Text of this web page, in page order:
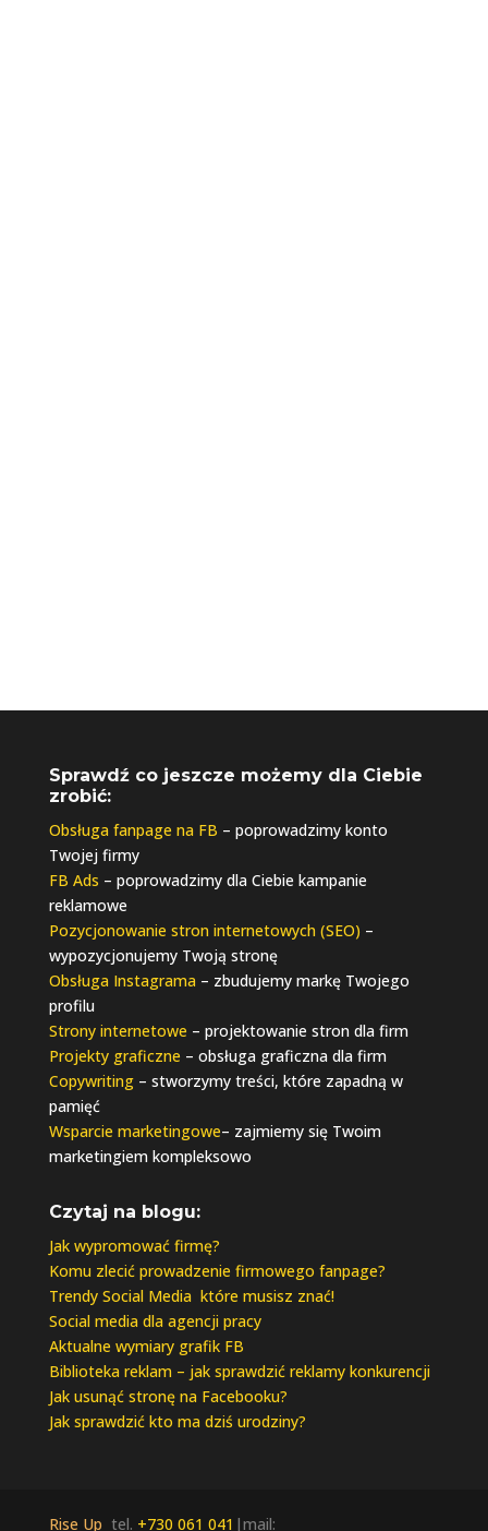
Sprawdź co jeszcze możemy dla Ciebie
zrobić:
Obsługa fanpage na FB – poprowadzimy konto
Twojej firmy
FB Ads – poprowadzimy dla Ciebie kampanie
reklamowe
Pozycjonowanie stron internetowych (SEO) –
wypozycjonujemy Twoją stronę
Obsługa Instagrama– zbudujemy markę Twojego
profilu
Strony internetowe – projektowanie stron dla firm
Projekty graficzne – obsługa graficzna dla firm
Copywriting– stworzymy treści, które zapadną w
pamięć
Wsparcie marketingowe– zajmiemy się Twoim
marketingiem kompleksowo
Czytaj na blogu:
Jak wypromować firmę?
Komu zlecić prowadzenie firmowego fanpage?
Trendy Social Media które musisz znać!
Social media dla agencji pracy
Aktualne wymiary grafik FB
Biblioteka reklam – jak sprawdzić reklamy konkurencji
Jak usunąć stronę na Facebooku?
Jak sprawdzić kto ma dziś urodziny?
Rise Up tel. +730 061 041 |mail: